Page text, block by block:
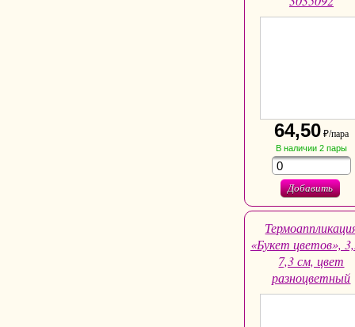
64,50 ₽/пара
В наличии 2 пары
Добавить
«Букет цветов»,
7,3 см, цвет
разноцветный